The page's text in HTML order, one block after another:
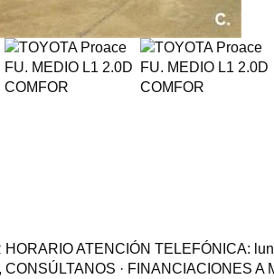
ATENCIÓN TELEFÓNICA:
· FINANCIACIONES A